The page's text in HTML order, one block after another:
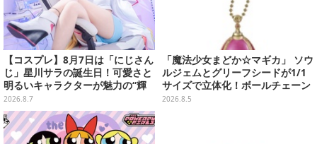
【コスプレ】8月7日は「にじさん
じ」星川サラの誕生日！可愛さと
明るいキャラクターが魅力の“輝
く一番星”な美女レイヤーまとめ
【写真40枚】
2026.8.7
「魔法少女まどか☆マギカ」 ソウ
ルジェムとグリーフシードが1/1
サイズで立体化！ボールチェーン
を外せばフィギュアとして飾れる
2026.8.5